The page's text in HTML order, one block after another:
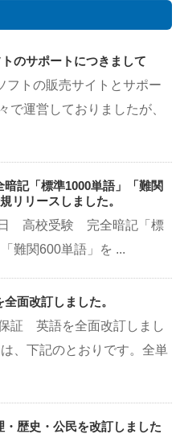
のサポートにつきまして
フトの販売サイトとサポー
で運営しておりましたが、
記「標準1000単語」「難関
リリースしました。
高校受験 完全暗記「標
難関600単語」を ...
面改訂しました。
証 英語を全面改訂しまし
、下記のとおりです。全単
歴史・公民を改訂しました